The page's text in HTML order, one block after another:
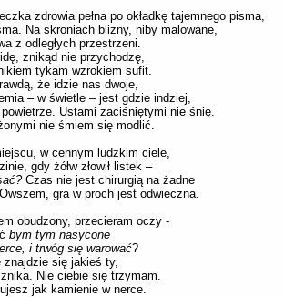
zdrowia pełna po okładkę tajemnego pisma,
Na skroniach blizny, niby malowane,
z odległych przestrzeni.
znikąd nie przychodzę,
tykam wzrokiem sufit.
że idzie nas dwoje,
– w świetle – jest gdzie indziej,
Ustami zaciśniętymi nie śnię.
nie śmiem się modlić.
w cennym ludzkim ciele,
gdy żółw złowił listek –
Czas nie jest chirurgią na żadne
gra w proch jest odwieczna.
obudzony, przecieram oczy -
bym tym nasycone
i trwóg się warować?
znajdzie się jakieś ty,
Nie ciebie się trzymam.
jak kamienie w nerce.